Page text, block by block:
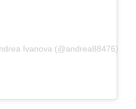
Ivanova (@andrea88476)